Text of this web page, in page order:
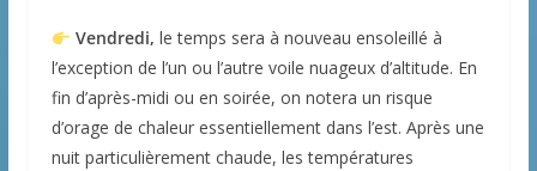
Vendredi, le temps sera à nouveau ensoleillé à
l’exception de l’un ou l’autre voile nuageux d’altitude. En
fin d’après-midi ou en soirée, on notera un risque
d’orage de chaleur essentiellement dans l’est. Après une
nuit particulièrement chaude, les températures